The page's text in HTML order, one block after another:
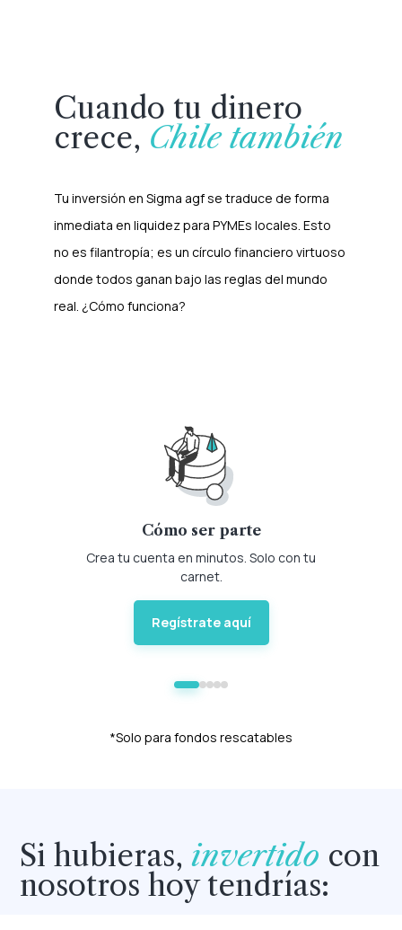
Cuando tu dinero
crece, Chile también
Tu inversión en Sigma agf se traduce de forma
inmediata en liquidez para PYMEs locales. Esto
no es filantropía; es un círculo financiero virtuoso
donde todos ganan bajo las reglas del mundo
real. ¿Cómo funciona?
Cómo ser parte
Crea tu cuenta en minutos. Solo con tu
carnet.
Regístrate aquí
*Solo para fondos rescatables
Si hubieras,invertido con
nosotros hoy tendrías: